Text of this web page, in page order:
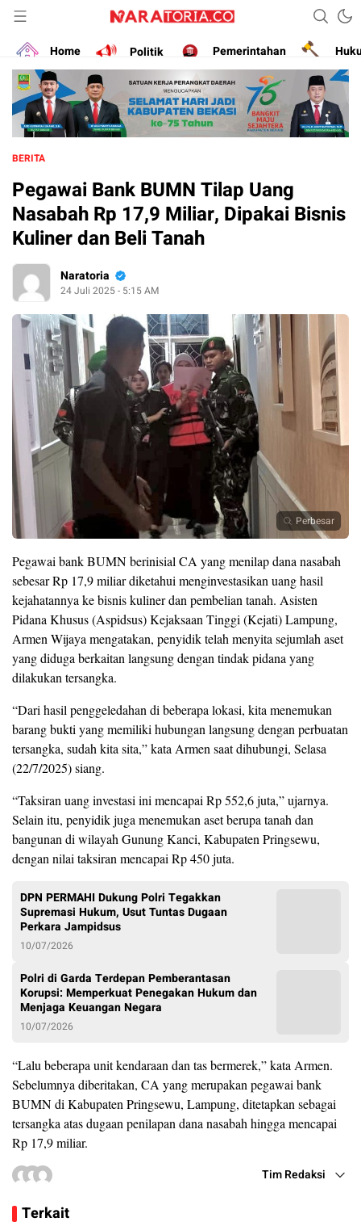
naratoria.co
Narasikan Fakta dan Data
Home
Politik Pemerintahan
BERITA
Pegawai Bank BUMN Tilap Uang
Nasabah Rp 17,9 Miliar, Dipakai Bisnis
Kuliner dan Beli Tanah
Naratoria
24 Juli 2025 - 5:15 AM
Perbesar
Pegawai bank BUMN berinisial CA yang menilap dana nasabah
sebesar Rp 17,9 miliar diketahui menginvestasikan uang hasil
kejahatannya ke bisnis kuliner dan pembelian tanah. Asisten
Pidana Khusus (Aspidsus) Kejaksaan Tinggi (Kejati) Lampung,
Armen Wijaya mengatakan, penyidik telah menyita sejumlah aset
yang diduga berkaitan langsung dengan tindak pidana yang
dilakukan tersangka.
“Dari hasil penggeledahan di beberapa lokasi, kita menemukan
barang bukti yang memiliki hubungan langsung dengan perbuatan
tersangka, sudah kita sita,” kata Armen saat dihubungi, Selasa
(22/7/2025) siang.
“Taksiran uang investasi ini mencapai Rp 552,6 juta,” ujarnya.
Selain itu, penyidik juga menemukan aset berupa tanah dan
bangunan di wilayah Gunung Kanci, Kabupaten Pringsewu,
dengan nilai taksiran mencapai Rp 450 juta.
DPN PERMAHI Dukung Polri Tegakkan
Supremasi Hukum, Usut Tuntas Dugaan
Perkara Jampidsus
10/07/2026
Polri di Garda Terdepan Pemberantasan
Korupsi: Memperkuat Penegakan Hukum dan
Menjaga Keuangan Negara
10/07/2026
“Lalu beberapa unit kendaraan dan tas bermerek,” kata Armen.
Sebelumnya diberitakan, CA yang merupakan pegawai bank
BUMN di Kabupaten Pringsewu, Lampung, ditetapkan sebagai
tersangka atas dugaan penilapan dana nasabah hingga mencapai
Rp 17,9 miliar.
Tim Redaksi
Terkait